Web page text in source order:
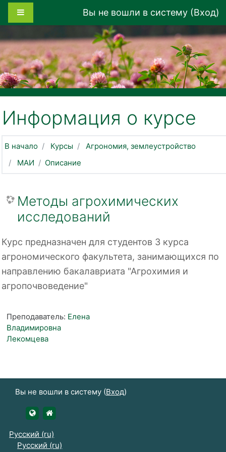
Перейти к основному содержанию
Вы не вошли в систему (Вход)
Информация о курсе
В начало Курсы
Агрономия, землеустройство
МАИ
Описание
Методы агрохимических
исследований
Курс предназначен для студентов 3 курса
агрономического факультета, занимающихся по
направлению бакалавриата "Агрохимия и
агропочвоведение"
Преподаватель: Елена
Владимировна
Лекомцева
Вы не вошли в систему (Вход)
https://udsau.ru
Русский ‎(ru)‎
Русский ‎(ru)‎